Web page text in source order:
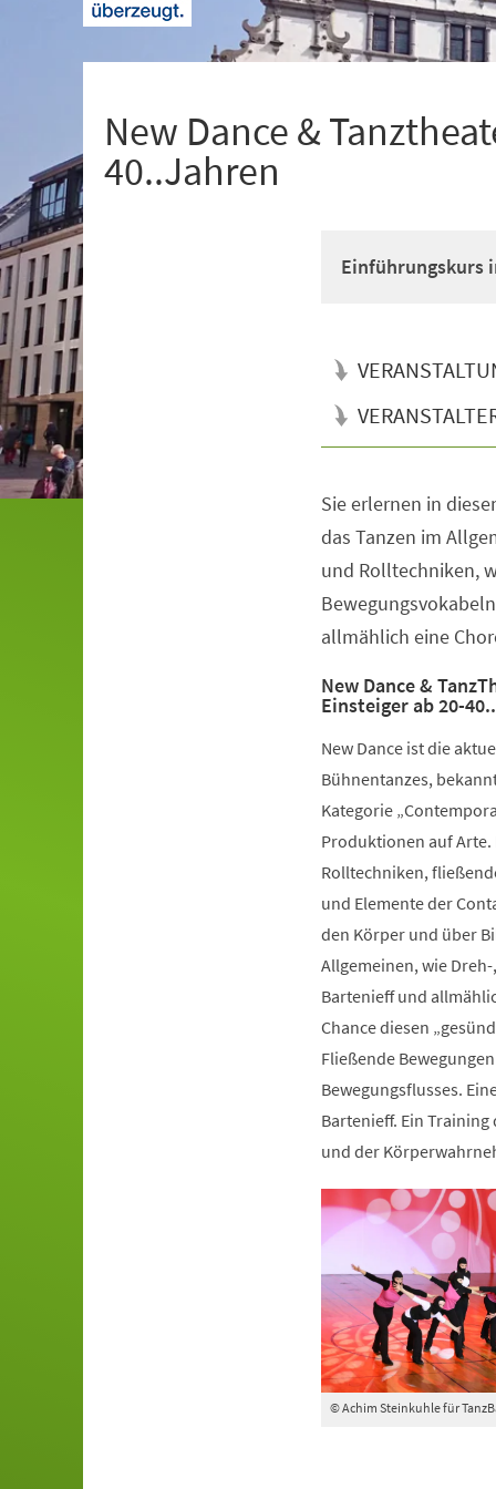
New Dance &
40..Jahren
Einführungskurs
Sie erlernen in
das Tanzen im
und Rolltechniken,
allmählich eine
New Dance &
Einsteiger ab 20-
New Dance ist die
Bühnentanzes,
Kategorie
Produktionen auf Arte.
Rolltechniken,
und Elemente der
den Körper und über
Allgemeinen, wie
Bartenieff und
Chance diesen
Fließende
Bewegungsflusses.
Bartenieff. Ein
und der
© Achim Steinkuhle für